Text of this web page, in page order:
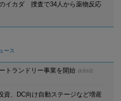
イカダ 捜査で34人から薬物反応
ース
トランドリー事業を開始
(8月6日
資、DC向け自動ステージなど増産